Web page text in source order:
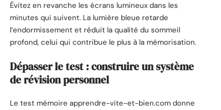
Évitez en revanche les écrans lumineux dans les
minutes qui suivent. La lumière bleue retarde
l’endormissement et réduit la qualité du sommeil
profond, celui qui contribue le plus à la mémorisation.
Dépasser le test : construire un système
de révision personnel
Le test mémoire apprendre-vite-et-bien.com donne